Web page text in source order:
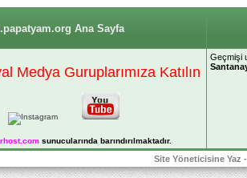
Ana Sayfa
Medya Guruplarımıza Katılın
.comsunucularında barındırılmaktadır.
Geçmişi
Site Yöneticisine Yaz